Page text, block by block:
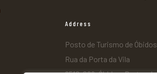
Address
Posto de Turismo de Óbidos
Rua da Porta da Vila